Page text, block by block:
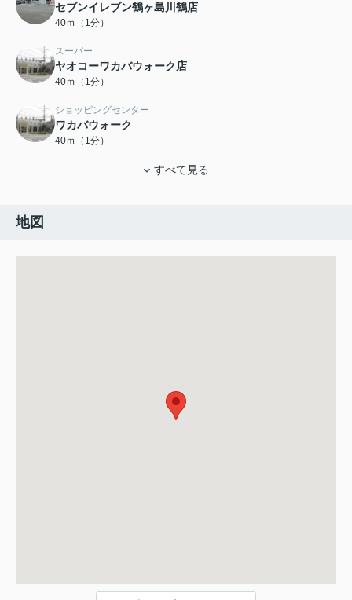
セブンイレブン鶴ヶ島川鶴店
40ｍ（1分）
スーパー
ヤオコーワカバウォーク店
40ｍ（1分）
ショッピングセンター
ワカバウォーク
40ｍ（1分）
すべて見る
地図